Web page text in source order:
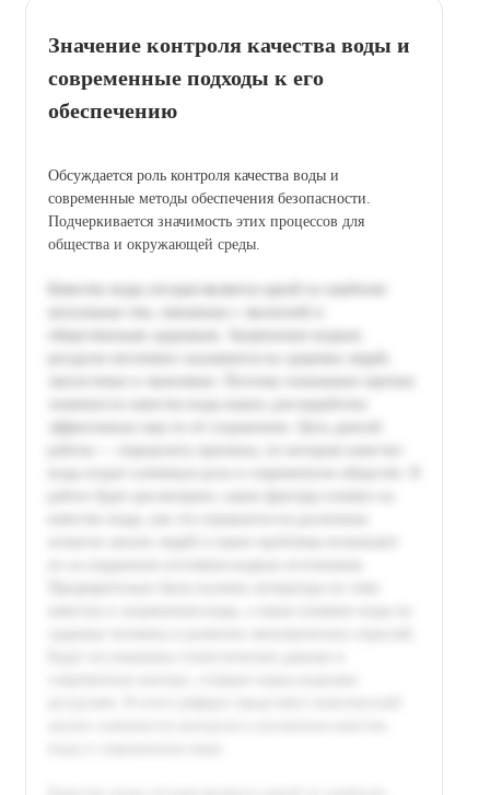
Значение контроля качества воды и
современные подходы к его
обеспечению
Обсуждается роль контроля качества воды и
современные методы обеспечения безопасности.
Подчеркивается значимость этих процессов для
общества и окружающей среды.